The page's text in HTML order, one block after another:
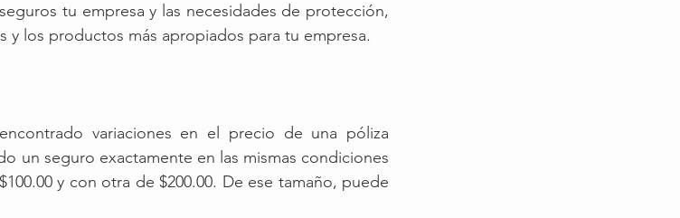
tu empresa y las necesidades de protección,
y los productos más apropiados para tu empresa.
variaciones en el precio de una póliza
un seguro exactamente en las mismas condiciones
y con otra de $200.00. De ese tamaño, puede